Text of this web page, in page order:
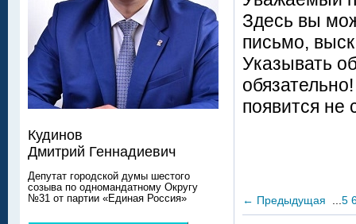
Здесь вы
письмо,
Указывать
появится не
← Предыдущая 5
Кудинов
Дмитрий Геннадиевич
Депутат городской думы шестого
созыва по одномандатному Округу
№31 от партии «Единая Россия»